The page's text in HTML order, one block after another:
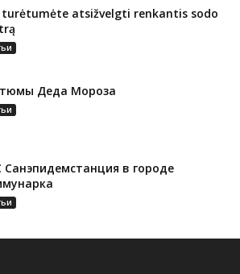
turėtumėte atsižvelgti renkantis sodo
Деда Мороза
Санэпидемстанция в городе